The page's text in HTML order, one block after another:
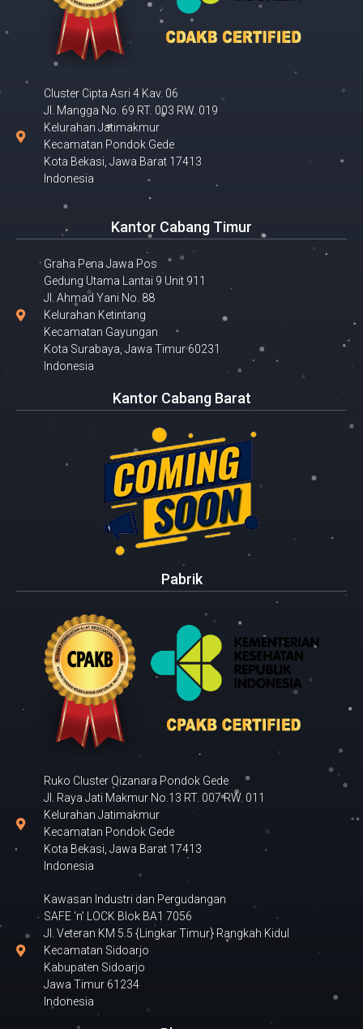
Cluster Cipta Asri 4 Kav. 06
Jl. Mangga No. 69 RT. 003 RW. 019
Kelurahan Jatimakmur
Kecamatan Pondok Gede
Kota Bekasi, Jawa Barat 17413
Indonesia
Kantor Cabang Timur
Graha Pena Jawa Pos
Gedung Utama Lantai 9 Unit 911
Jl. Ahmad Yani No. 88
Kelurahan Ketintang
Kecamatan Gayungan
Kota Surabaya, Jawa Timur 60231
Indonesia
Kantor Cabang Barat
Pabrik
Ruko Cluster Qizanara Pondok Gede
Jl. Raya Jati Makmur No.13 RT. 007 RW. 011
Kelurahan Jatimakmur
Kecamatan Pondok Gede
Kota Bekasi, Jawa Barat 17413
Indonesia
Kawasan Industri dan Pergudangan
SAFE ‘n’ LOCK Blok BA1 7056
Jl. Veteran KM 5.5 {Lingkar Timur} Rangkah Kidul
Kecamatan Sidoarjo
Kabupaten Sidoarjo
Jawa Timur 61234
Indonesia